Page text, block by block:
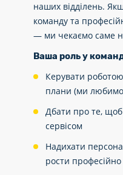
наших відділень.
команду та
— ми чекаємо саме
Ваша роль у
Керувати
плани (ми любимо
Дбати про те, щоб
сервісом
Надихати
рости професійно